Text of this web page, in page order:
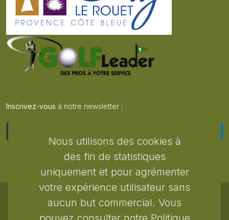
Nous utilisons des cookies à
des fin de statistiques
uniquement et pour agrémenter
votre expérience utilisateur sans
aucun but commercial. Vous
Inscrivez-vous à notre newsletter :
Copyrights © 2026 tous droits réservés Golf Côte Bleue